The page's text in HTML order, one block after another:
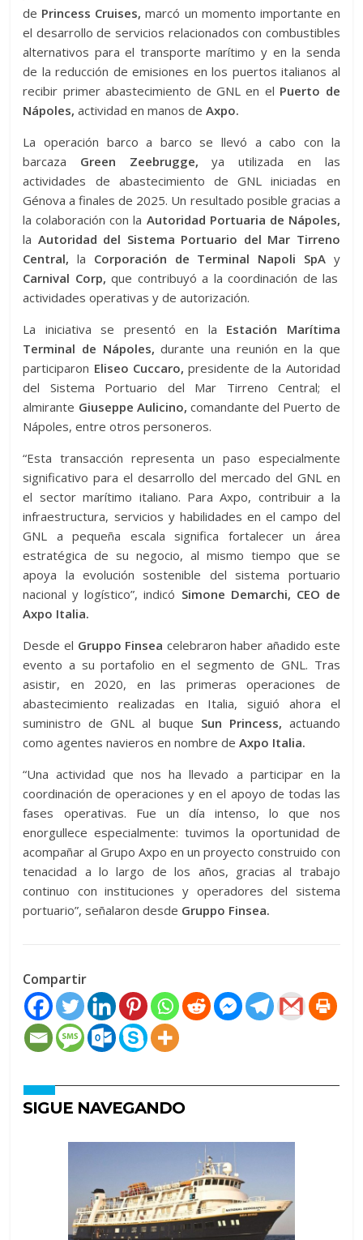
de Princess Cruises, marcó un momento importante en
el desarrollo de servicios relacionados con combustibles
alternativos para el transporte marítimo y en la senda
de la reducción de emisiones en los puertos italianos al
recibir primer abastecimiento de GNL en el Puerto de
Nápoles, actividad en manos deAxpo.
La operación barco a barco se llevó a cabo con la
barcaza Green Zeebrugge, ya utilizada en las
actividades de abastecimiento de GNL iniciadas en
Génova a finales de 2025. Un resultado posible gracias a
la colaboración con la Autoridad Portuaria de Nápoles,
la Autoridad del Sistema Portuario del Mar Tirreno
Central, la Corporación de Terminal Napoli SpAy
Carnival Corp, que contribuyó a la coordinación de las
actividades operativas y de autorización.
La iniciativa se presentó en la Estación Marítima
Terminal de Nápoles, durante una reunión en la que
participaron Eliseo Cuccaro, presidente de la Autoridad
del Sistema Portuario del Mar Tirreno Central; el
almirante Giuseppe Aulicino, comandante del Puerto de
Nápoles, entre otros personeros.
“Esta transacción representa un paso especialmente
significativo para el desarrollo del mercado del GNL en
el sector marítimo italiano. Para Axpo, contribuir a la
infraestructura, servicios y habilidades en el campo del
GNL a pequeña escala significa fortalecer un área
estratégica de su negocio, al mismo tiempo que se
apoya la evolución sostenible del sistema portuario
nacional y logístico”, indicó Simone Demarchi, CEO de
Axpo Italia.
Desde el Gruppo Finsea celebraron haber añadido este
evento a su portafolio en el segmento de GNL. Tras
asistir, en 2020, en las primeras operaciones de
abastecimiento realizadas en Italia, siguió ahora el
suministro de GNL al buque Sun Princess, actuando
como agentes navieros en nombre deAxpo Italia.
“Una actividad que nos ha llevado a participar en la
coordinación de operaciones y en el apoyo de todas las
fases operativas. Fue un día intenso, lo que nos
enorgullece especialmente: tuvimos la oportunidad de
acompañar al Grupo Axpo en un proyecto construido con
tenacidad a lo largo de los años, gracias al trabajo
continuo con instituciones y operadores del sistema
portuario”, señalaron desde Gruppo Finsea.
Compartir
SIGUE NAVEGANDO